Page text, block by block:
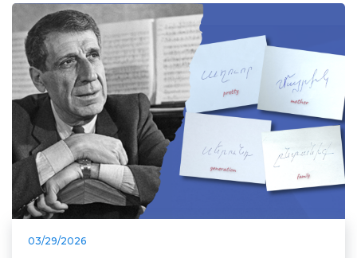
03/29/2026